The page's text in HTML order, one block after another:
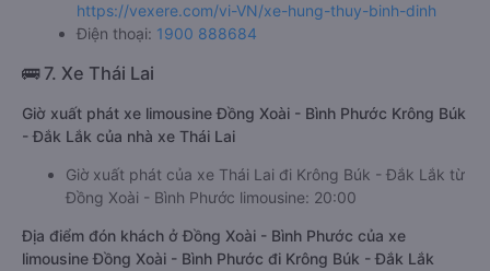
https://vexere.com/vi-VN/xe-hung-thuy-binh-dinh
Điện thoại: 1900 888684
🚌 7. Xe Thái Lai
Giờ xuất phát xe limousine Đồng Xoài - Bình Phước Krông Búk
- Đắk Lắk của nhà xe Thái Lai
Giờ xuất phát của xe Thái Lai đi Krông Búk - Đắk Lắk từ
Đồng Xoài - Bình Phước limousine: 20:00
Địa điểm đón khách ở Đồng Xoài - Bình Phước của xe
limousine Đồng Xoài - Bình Phước đi Krông Búk - Đắk Lắk